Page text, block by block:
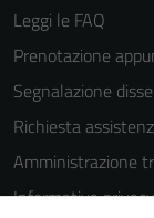
Leggi le FAQ
Prenotazione
Segnalazione
Richiesta
Amministrazione
Informativa privacy